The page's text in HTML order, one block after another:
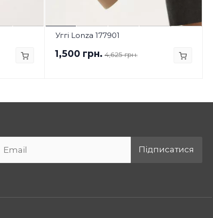
Уггі Lonza 177901
1,500 грн. 4,625 грн.
Підписатися